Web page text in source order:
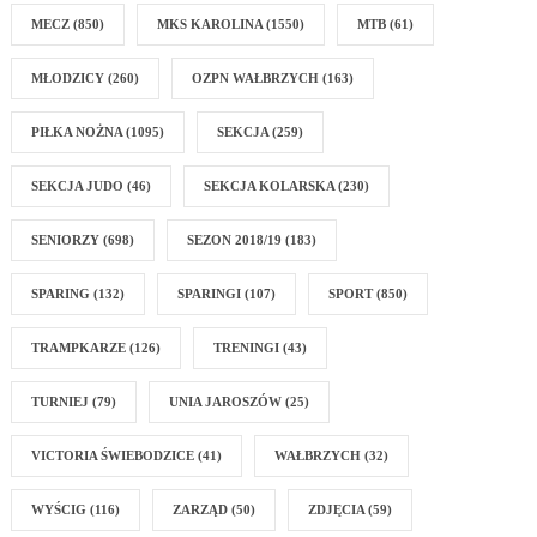
MECZ (850) MKS KAROLINA (1550) MTB (61)
MŁODZICY (260) OZPN WAŁBRZYCH (163)
PIŁKA NOŻNA (1095) SEKCJA (259)
SEKCJA JUDO (46) SEKCJA KOLARSKA (230)
SENIORZY (698) SEZON 2018/19 (183)
SPARING (132) SPARINGI (107) SPORT(850)
TRAMPKARZE (126) TRENINGI (43)
TURNIEJ (79) UNIA JAROSZÓW (25)
VICTORIA ŚWIEBODZICE (41) WAŁBRZYCH (32)
WYŚCIG (116) ZARZĄD (50) ZDJĘCIA (59)